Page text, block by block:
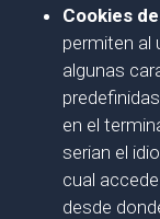
Cookies
permiten al
algunas
en el
serian el
cual
desde